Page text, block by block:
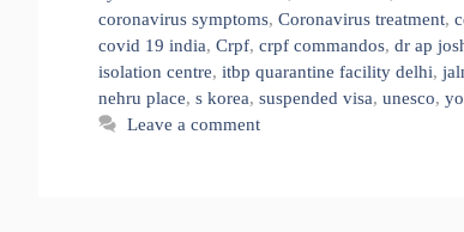
coronavirus symptoms, Coronavirus treatment,
covid 19 india, Crpf, crpf commandos, dr ap
isolation centre, itbp quarantine facility delhi,
nehru place, s korea, suspended visa, unesco,
Leave a comment